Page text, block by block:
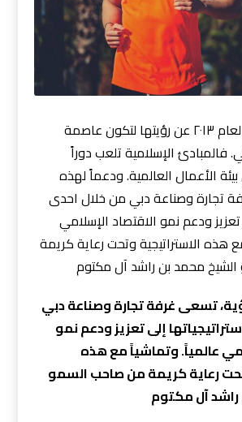
أعلنت دبي خلال العام ٢٠١٣ عن رؤيتها لتكون عاصمة
فالمبادئ الإسلامية تلعب دوراً
الأعمال العالمية. ودعماً لهذه
تجارة وصناعة دبي من خلال احدى
تعزيز ودعم نمو الاقتصاد الإسلامي
هذه الاستراتيجية وتحت رعاية كريمة
محمد بن راشد آل مكتوم
تسعى غرفة تجارة وصناعة دبي
إلى تعزيز ودعم نمو
عالمياً. وتماشياً مع هذه
رعاية كريمة من صاحب السمو
آل مكتوم